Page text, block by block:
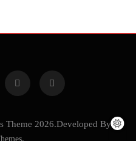
Theme 2026.Developed By
.